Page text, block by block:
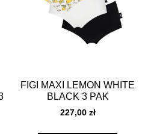
FIGI MAXI LEMON WHITE
BLACK 3 PAK
227,00 zł